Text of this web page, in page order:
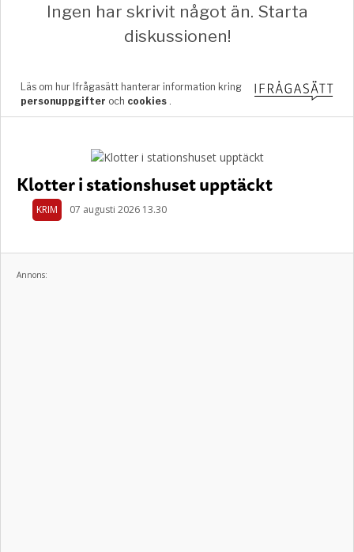
Klotter i stationshuset upptäckt
KRIM 07 augusti 2026 13.30
Annons: